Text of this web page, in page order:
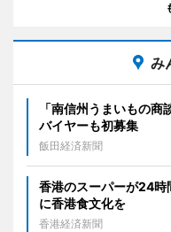
み
「南信州うまいもの
バイヤーも初募集
飯田経済新聞
香港のスーパーが24
に香港食文化を
香港経済新聞